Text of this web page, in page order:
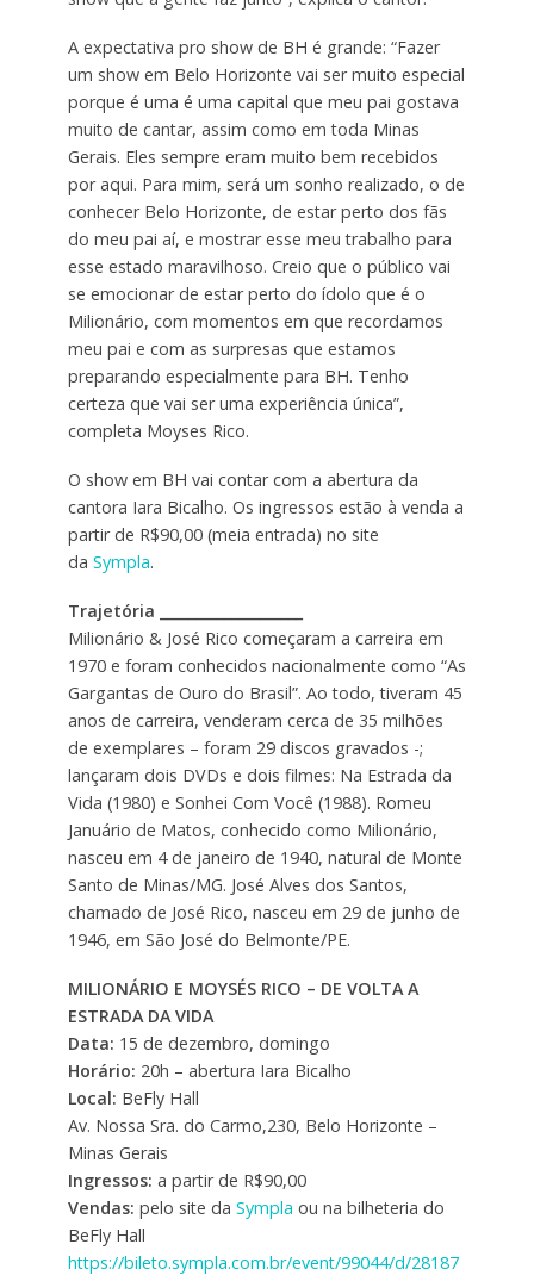
A expectativa pro show de BH é grande: “Fazer
um show em Belo Horizonte vai ser muito especial
porque é uma é uma capital que meu pai gostava
muito de cantar, assim como em toda Minas
Gerais. Eles sempre eram muito bem recebidos
por aqui. Para mim, será um sonho realizado, o de
conhecer Belo Horizonte, de estar perto dos fãs
do meu pai aí, e mostrar esse meu trabalho para
esse estado maravilhoso. Creio que o público vai
se emocionar de estar perto do ídolo que é o
Milionário, com momentos em que recordamos
meu pai e com as surpresas que estamos
preparando especialmente para BH. Tenho
certeza que vai ser uma experiência única”,
completa Moyses Rico.
O show em BH vai contar com a abertura da
cantora Iara Bicalho. Os ingressos estão à venda a
partir de R$90,00 (meia entrada) no site
da Sympla.
Trajetória ____________________
Milionário & José Rico começaram a carreira em
1970 e foram conhecidos nacionalmente como “As
Gargantas de Ouro do Brasil”. Ao todo, tiveram 45
anos de carreira, venderam cerca de 35 milhões
de exemplares – foram 29 discos gravados -;
lançaram dois DVDs e dois filmes: Na Estrada da
Vida (1980) e Sonhei Com Você (1988). Romeu
Januário de Matos, conhecido como Milionário,
nasceu em 4 de janeiro de 1940, natural de Monte
Santo de Minas/MG. José Alves dos Santos,
chamado de José Rico, nasceu em 29 de junho de
1946, em São José do Belmonte/PE.
MILIONÁRIO E MOYSÉS RICO – DE VOLTA A
ESTRADA DA VIDA
Data: 15 de dezembro, domingo
Horário: 20h – abertura Iara Bicalho
Local: BeFly Hall
Av. Nossa Sra. do Carmo,230, Belo Horizonte –
Minas Gerais
Ingressos: a partir de R$90,00
Vendas: pelo site da Sympla ou na bilheteria do
BeFly Hall
https://bileto.sympla.com.br/event/99044/d/28187